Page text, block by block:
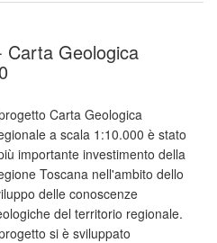
Carta Geologica
Carta Geologica
a scala 1:10.000 è stato
importante investimento della
Toscana nell'ambito dello
delle conoscenze
del territorio regionale.
si è sviluppato